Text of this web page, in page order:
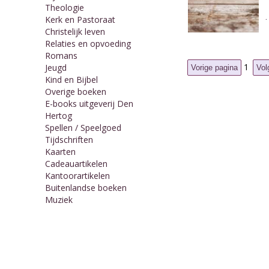
Theologie
Kerk en Pastoraat
Christelijk leven
Relaties en opvoeding
Romans
Jeugd
Kind en Bijbel
Overige boeken
E-books uitgeverij Den
Hertog
Spellen / Speelgoed
Tijdschriften
Kaarten
Cadeauartikelen
Kantoorartikelen
Buitenlandse boeken
Muziek
1